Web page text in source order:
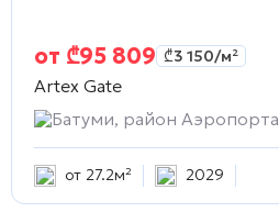
от ₾95 809 ₾3 150/м²
Artex Gate
Батуми, район Аэропорта
от 27.2м² 2029